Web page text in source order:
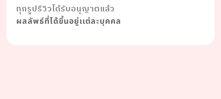
ทุกรูปรีวิวได้รับอนุญาตแล้ว
ผลลัพธ์ที่ได้ขึ้นอยู่เเต่ละบุคคล